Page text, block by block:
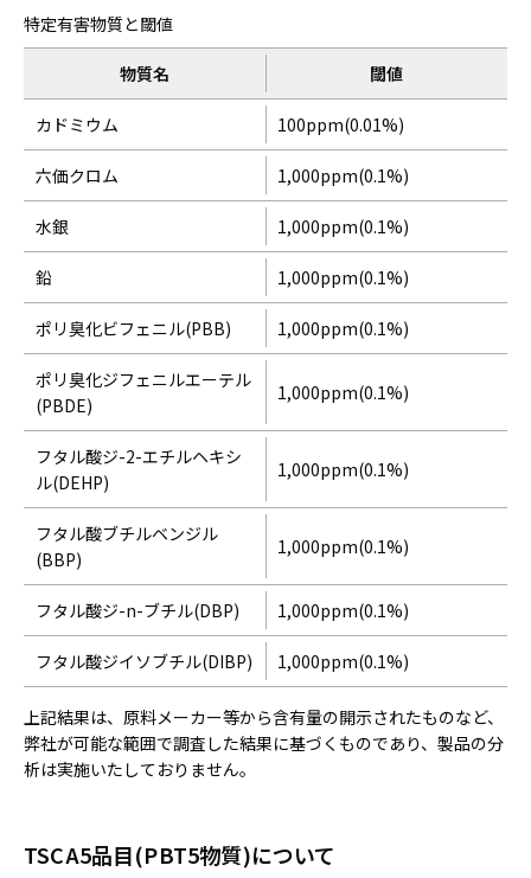
特定有害物質と閾値
物質名 閾値
カドミウム 100ppm(0.01%)
六価クロム 1,000ppm(0.1%)
水銀 1,000ppm(0.1%)
鉛 1,000ppm(0.1%)
ポリ臭化ビフェニル(PBB) 1,000ppm(0.1%)
ポリ臭化ジフェニルエーテル
(PBDE)
1,000ppm(0.1%)
フタル酸ジ-2-エチルヘキシ
ル(DEHP)
1,000ppm(0.1%)
フタル酸ブチルベンジル
(BBP)
1,000ppm(0.1%)
フタル酸ジ-n-ブチル(DBP) 1,000ppm(0.1%)
フタル酸ジイソブチル(DIBP) 1,000ppm(0.1%)
上記結果は、原料メーカー等から含有量の開示されたものなど、
弊社が可能な範囲で調査した結果に基づくものであり、製品の分
析は実施いたしておりません。
TSCA5品目(PBT5物質)について